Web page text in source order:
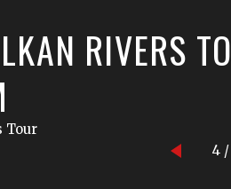
RIVERS
Tour
4 /